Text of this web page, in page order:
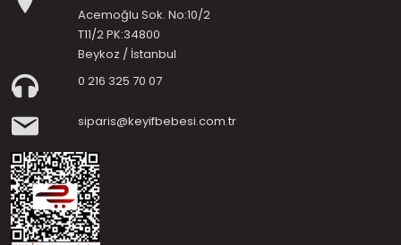
Acemoğlu Sok. No:10/2
T11/2 PK:34800
Beykoz / İstanbul
0 216 325 70 07
siparis@keyifbebesi.com.tr